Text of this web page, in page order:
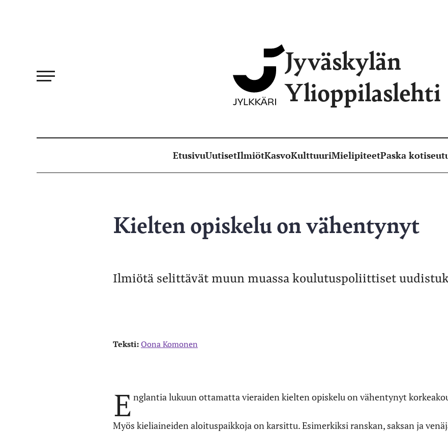
Jyväskylän
Ylioppilaslehti
EtusivuUutisetIlmiötKasvoKulttuuriMielipiteetPaska
Kielten opiskelu on vähentynyt
Ilmiötä selittävät muun muassa koulutuspoliittiset
Teksti:Oona Komonen
E nglantia lukuun ottamatta vieraiden kielten opiskelu on vähentynyt
Myös kieliaineiden aloituspaikkoja on karsittu. Esimerkiksi ranskan, saksan ja